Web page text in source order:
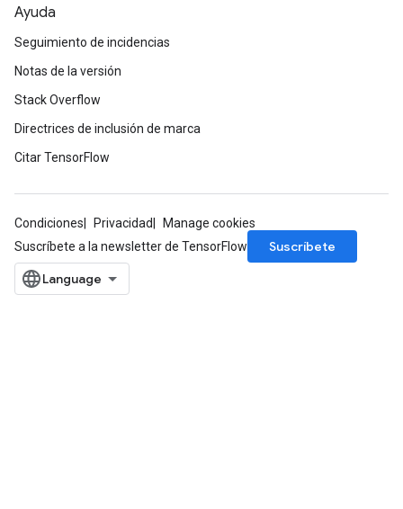
Ayuda
Seguimiento de incidencias
Notas de la versión
Stack Overflow
Directrices de inclusión de marca
Citar TensorFlow
Condiciones Privacidad
Manage cookies
Suscríbete a la newsletter de TensorFlow
Suscríbete